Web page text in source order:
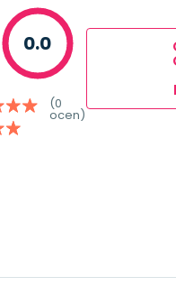
0.0
(0
ocen)